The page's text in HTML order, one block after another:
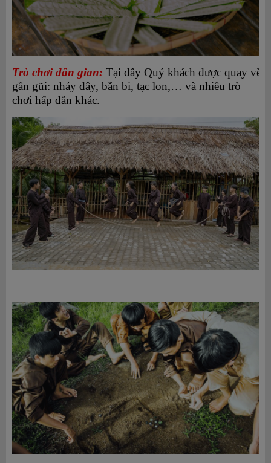
Trò chơi dân gian: Tại đây Quý khách được quay về
gần gũi: nhảy dây, bắn bi, tạc lon,… và nhiều trò
chơi hấp dẫn khác.